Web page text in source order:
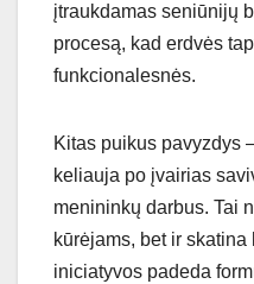
įtraukdamas seniūnijų
procesą, kad erdvės
funkcionalesnės.
Kitas puikus pavyzdys
keliauja po įvairias
menininkų darbus. Tai
kūrėjams, bet ir
iniciatyvos padeda